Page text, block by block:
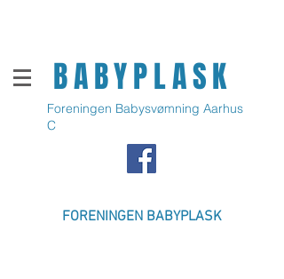
BABYPLASK
Foreningen Babysvømning Aarhus
C
FORENINGEN BABYPLASK